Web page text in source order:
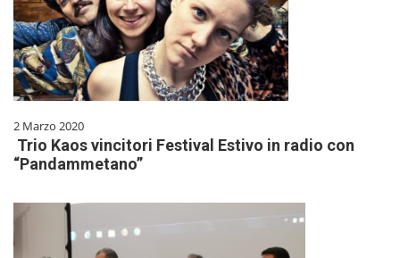
2 Marzo 2020
Trio Kaos vincitori Festival Estivo in radio con
“Pandammetano”